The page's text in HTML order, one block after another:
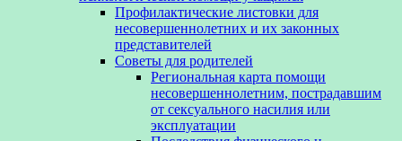
Профилактические листовки для
несовершеннолетних и их законных
представителей
Советы для родителей
Региональная карта помощи
несовершеннолетним, пострадавшим
от сексуального насилия или
эксплуатации